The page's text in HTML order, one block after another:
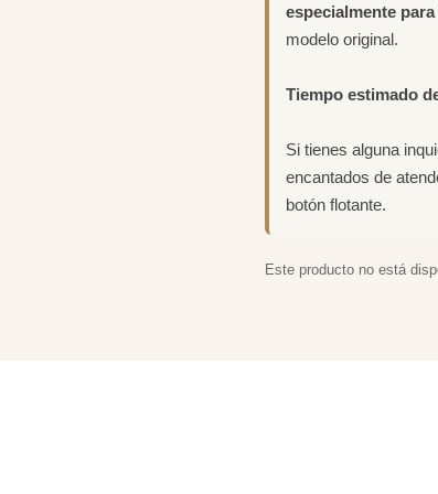
especialmente para
modelo original.
Tiempo estimado
Si tienes alguna
encantados de
botón flotante.
Este producto no está